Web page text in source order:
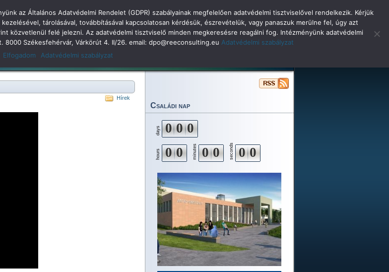
2
Hírek
Családi nap
days 0 0 0
hours 0 0 minutes 0 0 seconds 0 0
az Általános Adatvédelmi Rendelet (GDPR) szabályainak megfelelően adatvédelmi tisztviselővel rendelkezik. Kérjük
tárolásával, továbbításával kapcsolatosan kérdésük, észrevételük, vagy panaszuk merülne fel, úgy azt
közvetlenül felé jelezni. Az adatvédelmi tisztviselő minden megkeresésre reagálni fog. Intézményünk adatvédelmi
Székesfehérvár, Várkörút 4. II/26. email: dpo@reeconsulting.eu Adatvédelmi szabályzat
Elfogadom
Adatvédelmi szabályzat